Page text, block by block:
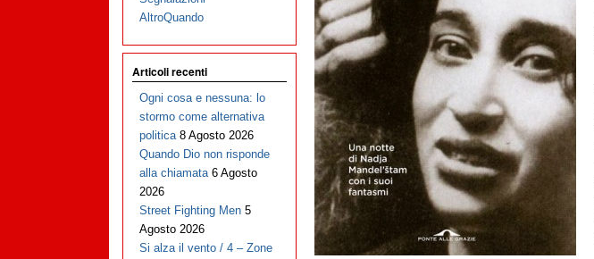
AltroQuando
Articoli recenti
Ogni cosa e nessuna: lo
stormo come alternativa
politica 8 Agosto 2026
Quando Dio non risponde
alla chiamata 6 Agosto
2026
Street Fighting Men 5
Agosto 2026
Si alza il vento / 4 – Zone